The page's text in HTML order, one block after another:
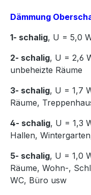
Dämmung
1- schalig, U = 5,0
2- schalig, U = 2,6
unbeheizte Räume
3- schalig, U = 1,7
Räume,
4- schalig, U = 1,3
Hallen,
5- schalig, U = 1,0
Räume, Wohn-,
WC, Büro usw